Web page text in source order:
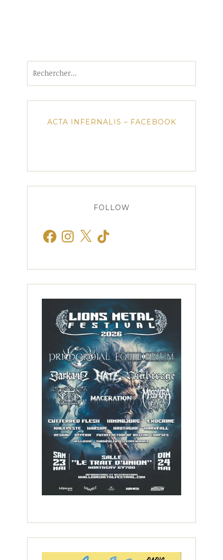
ACTA INFERNALIS – FACEBOOK
FOLLOW
FacebookInstagram
X TikTok